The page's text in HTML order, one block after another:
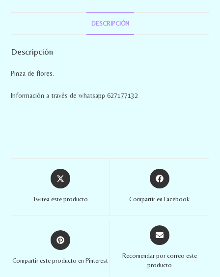
DESCRIPCIÓN
Descripción
Pinza de flores.
Información a través de whatsapp 627177132
Twitea este producto Compartir en Facebook
Compartir este producto en Pinterest
Recomendar por correo este
producto